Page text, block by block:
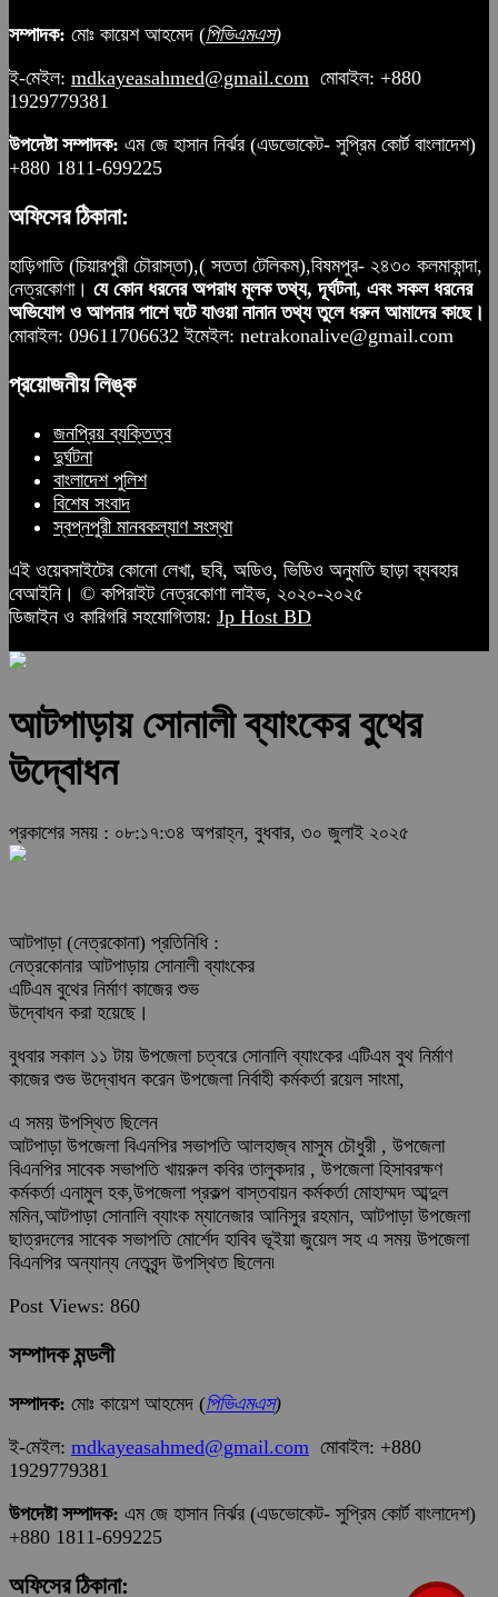
সম্পাদক: মোঃ কায়েশ আহমেদ (পিভিএমএস)
ই-মেইল: mdkayeasahmed@gmail.com মোবাইল: +880
1929779381
উপদেষ্টা সম্পাদক: এম জে হাসান নির্ঝর (এডভোকেট- সুপ্রিম কোর্ট বাংলাদেশ)
+880 1811-699225
অফিসের ঠিকানা:
হাড়িগাতি (চিয়ারপুরী চৌরাস্তা),( সততা টেলিকম),বিষমপুর- ২৪৩০ কলমাকান্দা,
নেত্রকোণা। যে কোন ধরনের অপরাধ মূলক তথ্য, দূর্ঘটনা, এবং সকল ধরনের
অভিযোগ ও আপনার পাশে ঘটে যাওয়া নানান তথ্য তুলে ধরুন আমাদের কাছে।
মোবাইল: 09611706632 ইমেইল: netrakonalive@gmail.com
প্রয়োজনীয় লিঙ্ক
জনপ্রিয় ব্যক্তিত্ব
দুর্ঘটনা
বাংলাদেশ পুলিশ
বিশেষ সংবাদ
স্বপ্নপুরী মানবকল্যাণ সংস্থা
এই ওয়েবসাইটের কোনো লেখা, ছবি, অডিও, ভিডিও অনুমতি ছাড়া ব্যবহার
বেআইনি। © কপিরাইট নেত্রকোণা লাইভ, ২০২০-২০২৫
ডিজাইন ও কারিগরি সহযোগিতায়: Jp Host BD
আটপাড়ায় সোনালী ব্যাংকের বুথের
উদ্বোধন
প্রকাশের সময় : ০৮:১৭:৩৪ অপরাহ্ন, বুধবার, ৩০ জুলাই ২০২৫
আটপাড়া (নেত্রকোনা) প্রতিনিধি :
নেত্রকোনার আটপাড়ায় সোনালী ব্যাংকের
এটিএম বুথের নির্মাণ কাজের শুভ
উদ্বোধন করা হয়েছে।
বুধবার সকাল ১১ টায় উপজেলা চত্বরে সোনালি ব্যাংকের এটিএম বুথ নির্মাণ
কাজের শুভ উদ্বোধন করেন উপজেলা নির্বাহী কর্মকর্তা রয়েল সাংমা,
এ সময় উপস্থিত ছিলেন
আটপাড়া উপজেলা বিএনপির সভাপতি আলহাজ্ব মাসুম চৌধুরী , উপজেলা
বিএনপির সাবেক সভাপতি খায়রুল কবির তালুকদার , উপজেলা হিসাবরক্ষণ
কর্মকর্তা এনামুল হক,উপজেলা প্রকল্প বাস্তবায়ন কর্মকর্তা মোহাম্মদ আব্দুল
মমিন,আটপাড়া সোনালি ব্যাংক ম্যানেজার আনিসুর রহমান, আটপাড়া উপজেলা
ছাত্রদলের সাবেক সভাপতি মোর্শেদ হাবিব ভূইয়া জুয়েল সহ এ সময় উপজেলা
বিএনপির অন্যান্য নেতৃবৃন্দ উপস্থিত ছিলেন৷
Post Views: 860
সম্পাদক মন্ডলী
সম্পাদক: মোঃ কায়েশ আহমেদ (পিভিএমএস)
ই-মেইল: mdkayeasahmed@gmail.com মোবাইল: +880
1929779381
উপদেষ্টা সম্পাদক: এম জে হাসান নির্ঝর (এডভোকেট- সুপ্রিম কোর্ট বাংলাদেশ)
+880 1811-699225
অফিসের ঠিকানা: